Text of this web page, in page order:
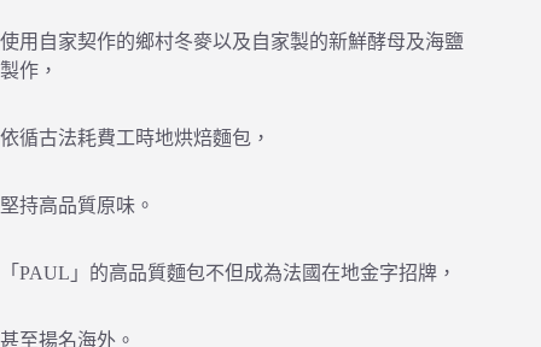
使用自家契作的鄉村冬麥以及自家製的新鮮酵母及海鹽
製作，
依循古法耗費工時地烘焙麵包，
堅持高品質原味。
「PAUL」的高品質麵包不但成為法國在地金字招牌，
甚至揚名海外。